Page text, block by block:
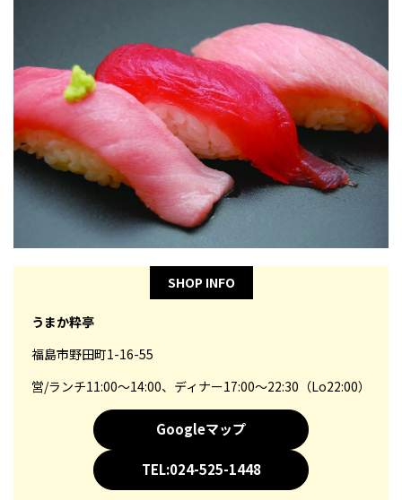
SHOP INFO
うまか粋亭
福島市野田町1-16-55
営/ランチ11:00～14:00、ディナー17:00～22:30（Lo22:00）
Googleマップ
TEL:024-525-1448